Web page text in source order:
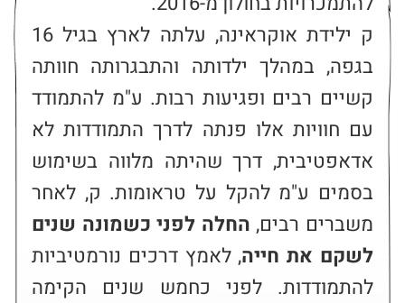
ק ילידת אוקראינה, עלתה לארץ בגיל 16
בגפה, במהלך ילדותה והתבגרותה חוותה
קשיים רבים ופגיעות רבות. ע"מ להתמודד
עם חוויות אלו פנתה לדרך התמודדות לא
אדאפטיבית, דרך שהיתה מלווה בשימוש
בסמים ע"מ להקל על טראומות. ק, לאחר
משברים רבים,
החלה לפני כשמונה שנים
לשקם את חייה
, לאמץ דרכים נורמטיביות
להתמודדות. לפני כחמש שנים הקימה